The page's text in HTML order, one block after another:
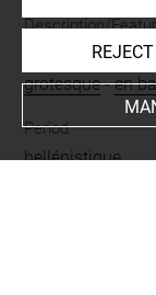
Description/
boucle d'oreille-
grotesque-en
Period
hellénistique